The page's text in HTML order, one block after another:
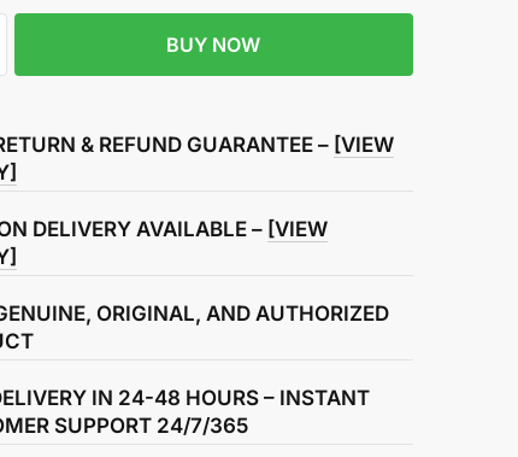
BUY NOW
& REFUND GUARANTEE – [VIEW
DELIVERY AVAILABLE – [VIEW
ORIGINAL, AND AUTHORIZED
IN 24-48 HOURS – INSTANT
SUPPORT 24/7/365